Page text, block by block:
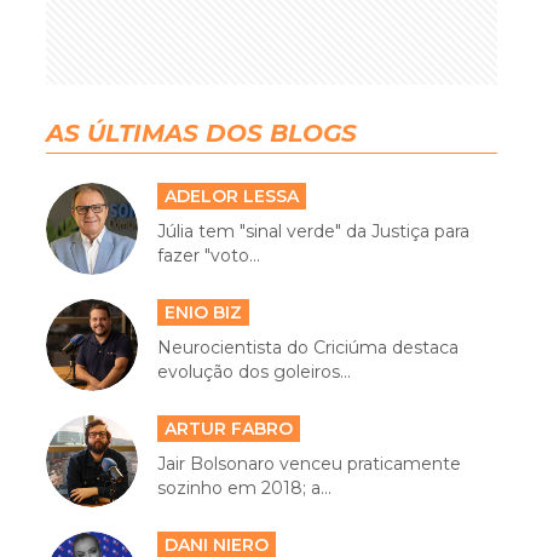
AS ÚLTIMAS DOS BLOGS
ADELOR LESSA
Júlia tem "sinal verde" da Justiça para
fazer "voto...
ENIO BIZ
Neurocientista do Criciúma destaca
evolução dos goleiros...
ARTUR FABRO
Jair Bolsonaro venceu praticamente
sozinho em 2018; a...
DANI NIERO